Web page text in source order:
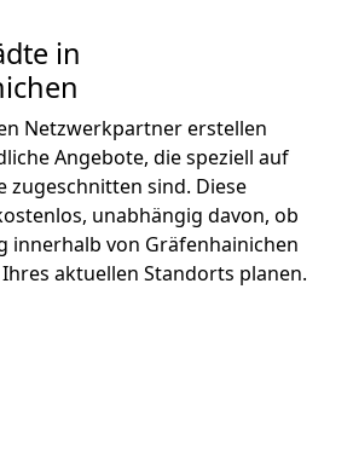
in
Netzwerkpartner erstellen
Angebote, die speziell auf
zugeschnitten sind. Diese
unabhängig davon, ob
innerhalb von Gräfenhainichen
aktuellen Standorts planen.